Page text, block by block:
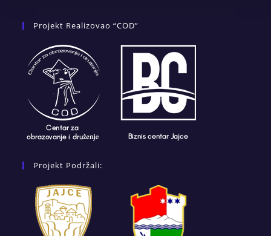
Projekt Realizovao “COD”
Projekt Podržali: